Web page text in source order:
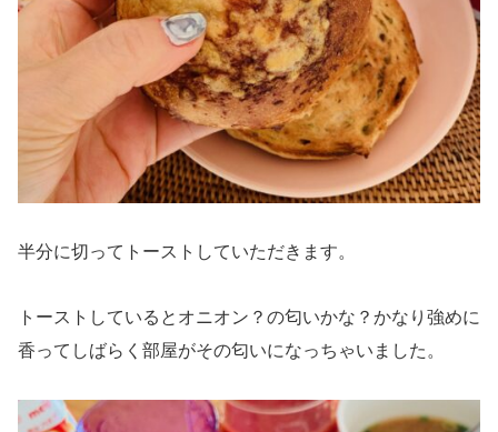
半分に切ってトーストしていただきます。
トーストしているとオニオン？の匂いかな？かなり強めに
香ってしばらく部屋がその匂いになっちゃいました。